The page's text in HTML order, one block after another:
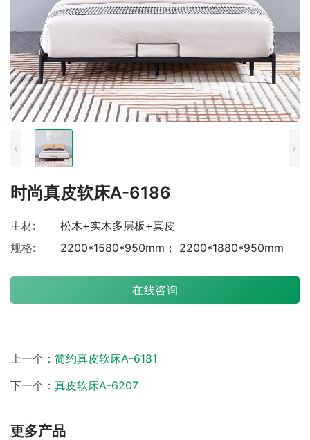
时尚真皮软床A-6186
主材:
松木+实木多层板+真皮
规格:
2200*1580*950mm； 2200*1880*950mm
在线咨询
上一个： 简约真皮软床A-6181
下一个： 真皮软床A-6207
更多产品